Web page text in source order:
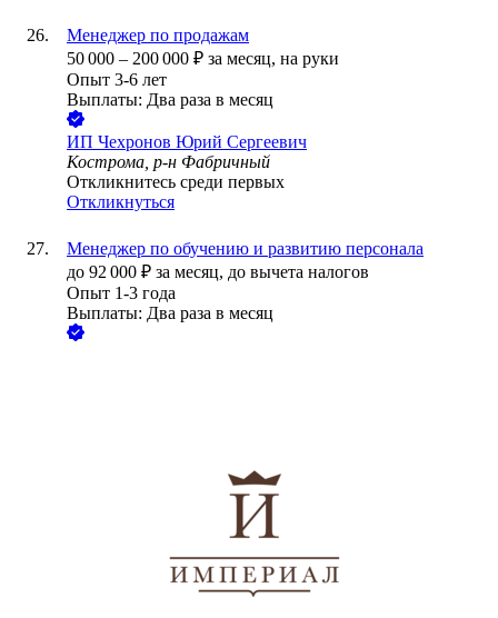
Менеджер по продажам
50 000 – 200 000 ₽ за месяц, на руки
Опыт 3-6 лет
Выплаты: Два раза в месяц
ИП Чехронов Юрий Сергеевич
Кострома, р-н Фабричный
Откликнитесь среди первых
Откликнуться
Менеджер по обучению и развитию персонала
до 92 000 ₽ за месяц, до вычета налогов
Опыт 1-3 года
Выплаты: Два раза в месяц